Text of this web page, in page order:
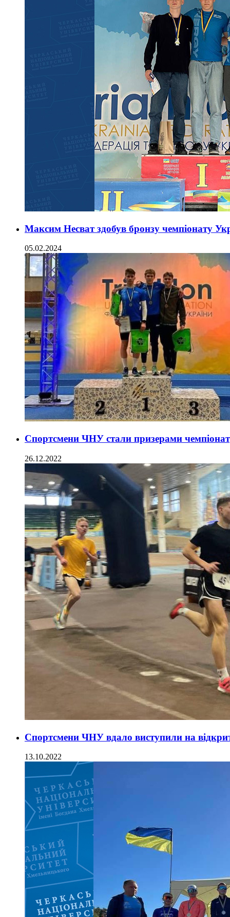
Максим Несват здобув бронзу чемпіонату
05.02.2024
Спортсмени ЧНУ стали призерами
26.12.2022
Спортсмени ЧНУ вдало виступили на
13.10.2022